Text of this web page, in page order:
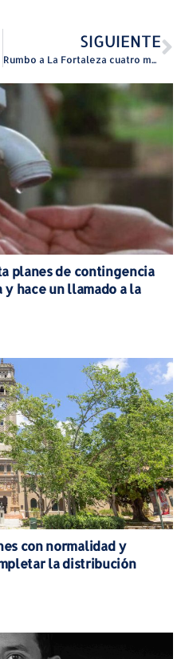
SIGUIENTE
Rumbo a La Fortaleza cuatro medidas del senador Jeison Rosa Ramos
planes de contingencia
hace un llamado a la
con normalidad y
la distribución